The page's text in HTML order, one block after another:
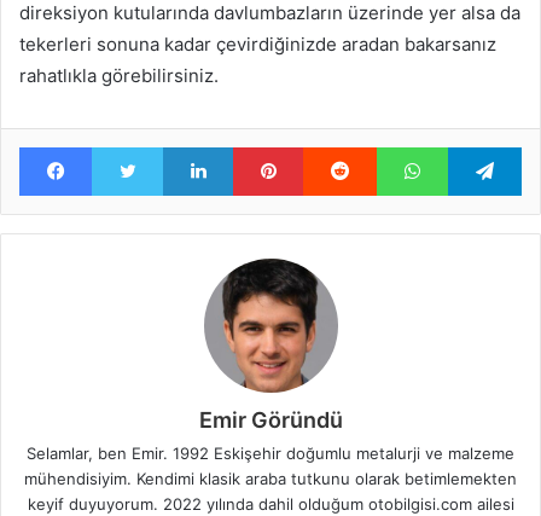
direksiyon kutularında davlumbazların üzerinde yer alsa da
tekerleri sonuna kadar çevirdiğinizde aradan bakarsanız
rahatlıkla görebilirsiniz.
FacebookTwitter LinkedIn Pinterest Reddit WhatsApp
Emir Göründü
Selamlar, ben Emir. 1992 Eskişehir doğumlu metalurji ve malzeme
mühendisiyim. Kendimi klasik araba tutkunu olarak betimlemekten
keyif duyuyorum. 2022 yılında dahil olduğum otobilgisi.com ailesi